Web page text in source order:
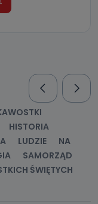
HISTORIA
LUDZIE
NA
SAMORZĄD
ŚWIĘTYCH